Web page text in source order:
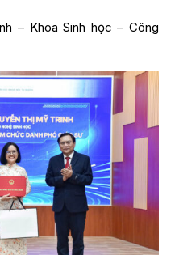
– Khoa Sinh học – Công